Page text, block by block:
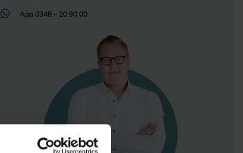
App 0348 – 20 90 00